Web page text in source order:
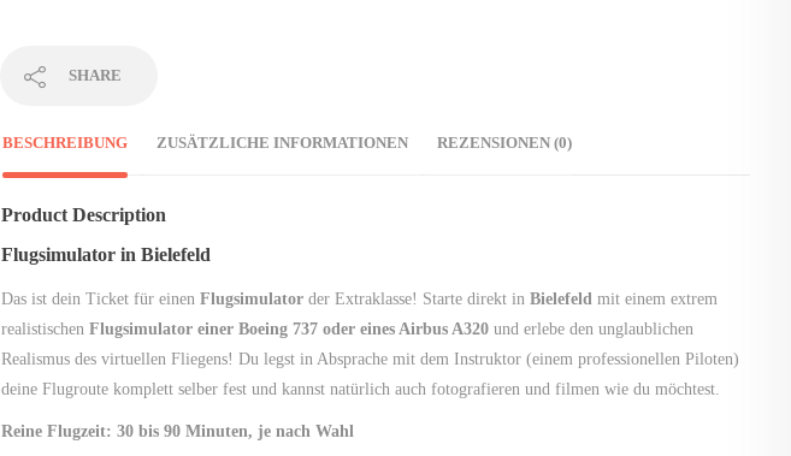
SHARE
BESCHREIBUNG ZUSÄTZLICHE INFORMATIONEN REZENSIONEN (0)
Product Description
Flugsimulator in Bielefeld
Das ist dein Ticket für einen Flugsimulator der Extraklasse! Starte direkt in Bielefeld mit einem extrem
realistischen Flugsimulator einer Boeing 737 oder eines Airbus A320und erlebe den unglaublichen
Realismus des virtuellen Fliegens! Du legst in Absprache mit dem Instruktor (einem professionellen Piloten)
deine Flugroute komplett selber fest und kannst natürlich auch fotografieren und filmen wie du möchtest.
Reine Flugzeit: 30 bis 90 Minuten, je nach Wahl